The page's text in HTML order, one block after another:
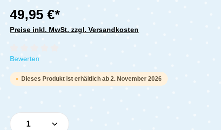
49,95 €*
Preise inkl. MwSt. zzgl. Versandkosten
Durchschnittliche Bewertung von 0 von 5 Sternen
Bewerten
Dieses Produkt ist erhältlich ab 2. November 2026
Produkt Anzahl: Gib den gewünschten